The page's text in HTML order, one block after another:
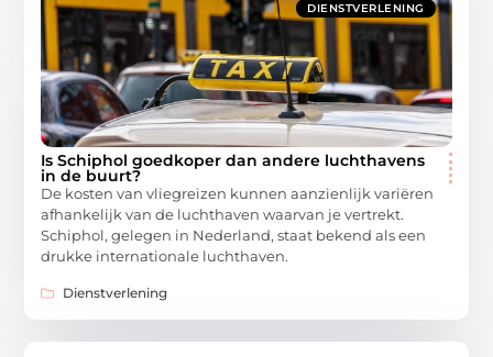
DIENSTVERLENING
Is Schiphol goedkoper dan andere luchthavens
in de buurt?
De kosten van vliegreizen kunnen aanzienlijk variëren
afhankelijk van de luchthaven waarvan je vertrekt.
Schiphol, gelegen in Nederland, staat bekend als een
drukke internationale luchthaven.
Dienstverlening